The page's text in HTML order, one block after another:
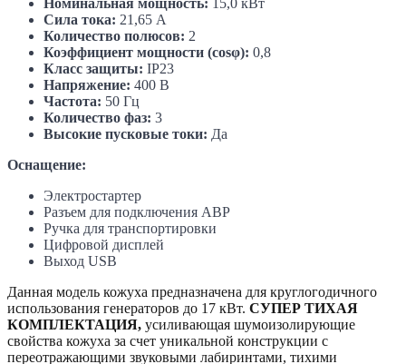
Сила тока: 21,65 А
Количество полюсов: 2
Коэффициент мощности (cosφ): 0,8
Класс защиты: IP23
Напряжение: 400 В
Частота: 50 Гц
Количество фаз: 3
Высокие пусковые токи: Да
Оснащение:
Электростартер
Разъем для подключения АВР
Ручка для транспортировки
Цифровой дисплей
Выход USB
Данная модель кожуха предназначена для круглогодичного
использования генераторов до 17 кВт. СУПЕР ТИХАЯ
КОМПЛЕКТАЦИЯ, усиливающая шумоизолирующие
свойства кожуха за счет уникальной конструкции с
переотражающими звуковыми лабиринтами, тихими